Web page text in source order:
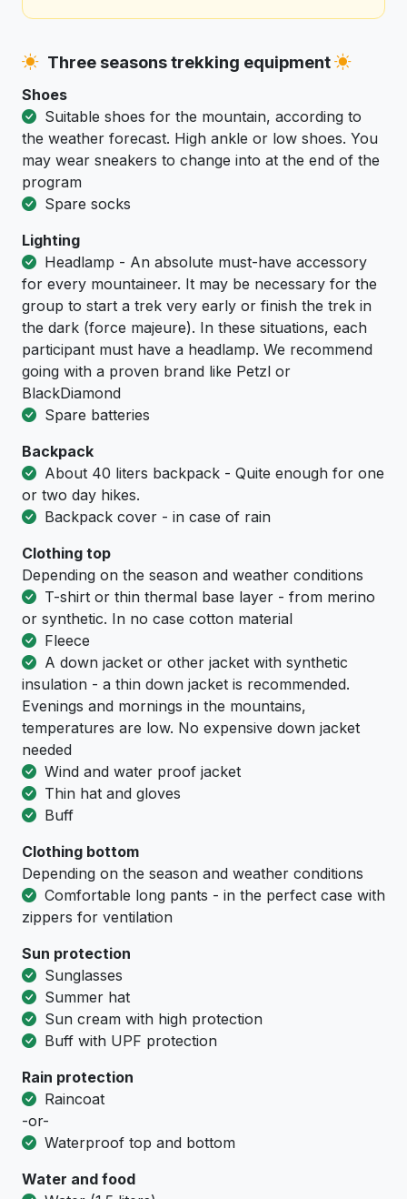
Three seasons trekking equipment
Shoes
Suitable shoes for the mountain, according to
the weather forecast. High ankle or low shoes. You
may wear sneakers to change into at the end of the
program
Spare socks
Lighting
Headlamp - An absolute must-have accessory
for every mountaineer. It may be necessary for the
group to start a trek very early or finish the trek in
the dark (force majeure). In these situations, each
participant must have a headlamp. We recommend
going with a proven brand like Petzl or
BlackDiamond
Spare batteries
Backpack
About 40 liters backpack - Quite enough for one
or two day hikes.
Backpack cover - in case of rain
Clothing top
Depending on the season and weather conditions
T-shirt or thin thermal base layer - from merino
or synthetic. In no case cotton material
Fleece
A down jacket or other jacket with synthetic
insulation - a thin down jacket is recommended.
Evenings and mornings in the mountains,
temperatures are low. No expensive down jacket
needed
Wind and water proof jacket
Thin hat and gloves
Buff
Clothing bottom
Depending on the season and weather conditions
Comfortable long pants - in the perfect case with
zippers for ventilation
Sun protection
Sunglasses
Summer hat
Sun cream with high protection
Buff with UPF protection
Rain protection
Raincoat
-or-
Waterproof top and bottom
Water and food